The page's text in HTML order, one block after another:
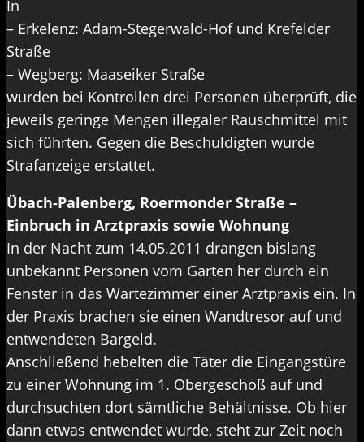
In
– Erkelenz: Adam-Stegerwald-Hof und Krefelder
Straße
– Wegberg: Maaseiker Straße
wurden bei Kontrollen drei Personen überprüft, die
jeweils geringe Mengen illegaler Rauschmittel mit
sich führten. Gegen die Beschuldigten wurde
Strafanzeige erstattet.
Übach-Palenberg, Roermonder Straße –
Einbruch in Arztpraxis sowie Wohnung
In der Nacht zum 14.05.2011 drangen bislang
unbekannt Personen vom Garten her durch ein
Fenster in das Wartezimmer einer Arztpraxis ein. In
der Praxis brachen sie einen Wandtresor auf und
entwendeten Bargeld.
Anschließend hebelten die Täter die Eingangstüre
zu einer Wohnung im 1. Obergeschoß auf und
durchsuchten dort sämtliche Behältnisse. Ob hier
dann etwas entwendet wurde, steht zur Zeit noch